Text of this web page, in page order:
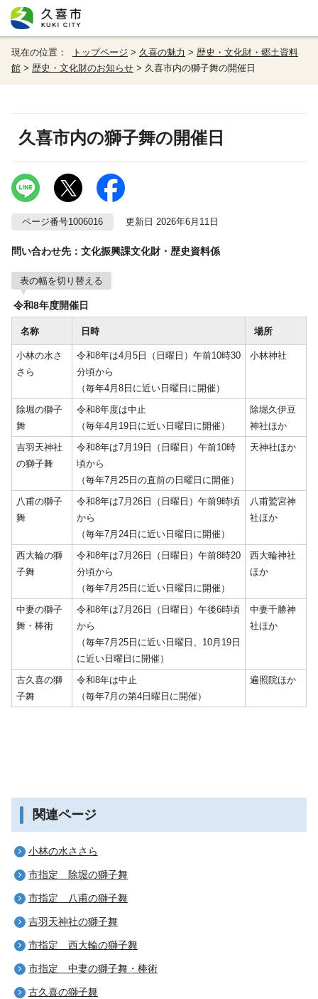
現在の位置： トップページ > 久喜の魅力 > 歴史・文化財・郷土資料
館 > 歴史・文化財のお知らせ > 久喜市内の獅子舞の開催日
久喜市内の獅子舞の開催日
ページ番号1006016 更新日 2026年6月11日
問い合わせ先：文化振興課文化財・歴史資料係
表の幅を切り替える
令和8年度開催日
名称 日時 場所
小林の水さ
さら
令和8年は4月5日（日曜日）午前10時30
分頃から
（毎年4月8日に近い日曜日に開催）
小林神社
除堀の獅子
舞
令和8年度は中止
（毎年4月19日に近い日曜日に開催）
除堀久伊豆
神社ほか
吉羽天神社
の獅子舞
令和8年は7月19日（日曜日）午前10時
頃から
（毎年7月25日の直前の日曜日に開催）
天神社ほか
八甫の獅子
舞
令和8年は7月26日（日曜日）午前9時頃
から
（毎年7月24日に近い日曜日に開催）
八甫鷲宮神
社ほか
西大輪の獅
子舞
令和8年は7月26日（日曜日）午前8時20
分頃から
（毎年7月25日に近い日曜日に開催）
西大輪神社
ほか
中妻の獅子
舞・棒術
令和8年は7月26日（日曜日）午後6時頃
から
（毎年7月25日に近い日曜日、10月19日
に近い日曜日に開催）
中妻千勝神
社ほか
古久喜の獅
子舞
令和8年は中止
（毎年7月の第4日曜日に開催）
遍照院ほか
関連ページ
小林の水ささら
市指定 除堀の獅子舞
市指定 八甫の獅子舞
吉羽天神社の獅子舞
市指定 西大輪の獅子舞
市指定 中妻の獅子舞・棒術
古久喜の獅子舞